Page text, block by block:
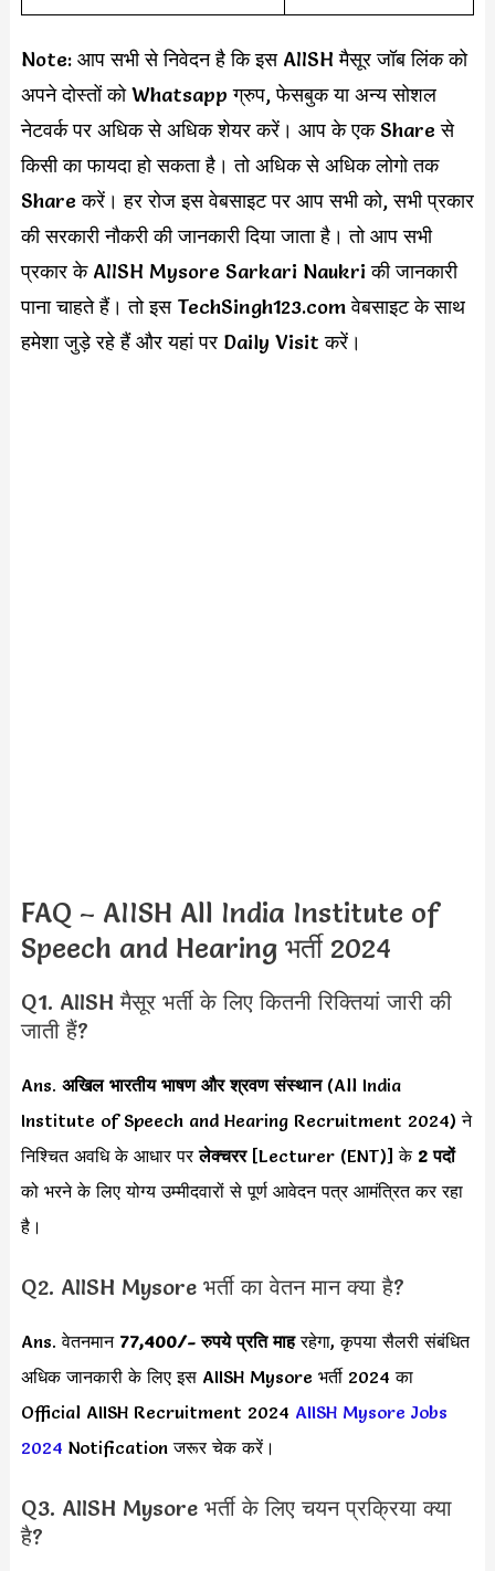
Note: आप सभी से निवेदन है कि इस AIISH मैसूर जॉब लिंक को
अपने दोस्तों को Whatsapp ग्रुप, फेसबुक या अन्य सोशल
नेटवर्क पर अधिक से अधिक शेयर करें। आप के एक Share से
किसी का फायदा हो सकता है। तो अधिक से अधिक लोगो तक
Share करें। हर रोज इस वेबसाइट पर आप सभी को, सभी प्रकार
की सरकारी नौकरी की जानकारी दिया जाता है। तो आप सभी
प्रकार के AIISH Mysore Sarkari Naukri की जानकारी
पाना चाहते हैं। तो इस TechSingh123.com वेबसाइट के साथ
हमेशा जुड़े रहे हैं और यहां पर Daily Visit करें।
FAQ – AIISH All India Institute of
Speech and Hearing भर्ती 2024
Q1. AIISH मैसूर भर्ती के लिए कितनी रिक्तियां जारी की
जाती हैं?
Ans. अखिल भारतीय भाषण और श्रवण संस्थान (All India
Institute of Speech and Hearing Recruitment 2024) ने
निश्चित अवधि के आधार परलेक्चरर[Lecturer (ENT)] के 2 पदों
को भरने के लिए योग्य उम्मीदवारों से पूर्ण आवेदन पत्र आमंत्रित कर रहा
है।
Q2. AIISH Mysore भर्ती का वेतन मान क्या है?
Ans. वेतनमान 77,400/- रुपये प्रति माहरहेगा, कृपया सैलरी संबंधित
अधिक जानकारी के लिए इस AIISH Mysore भर्ती 2024 का
Official AIISH Recruitment 2024 AIISH Mysore Jobs
2024 Notification जरूर चेक करें।
Q3. AIISH Mysore भर्ती के लिए चयन प्रक्रिया क्या
है?